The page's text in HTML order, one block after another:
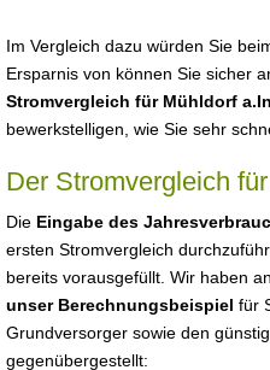
Im Vergleich dazu würden Sie
Ersparnis von können Sie sicher
Stromvergleich für Mühldorf
bewerkstelligen, wie Sie sehr
Der Stromvergleich
Die Eingabe des
ersten Stromvergleich
bereits vorausgefüllt. Wir haben
unser Berechnungsbeispiel für
Grundversorger sowie den
gegenübergestellt: